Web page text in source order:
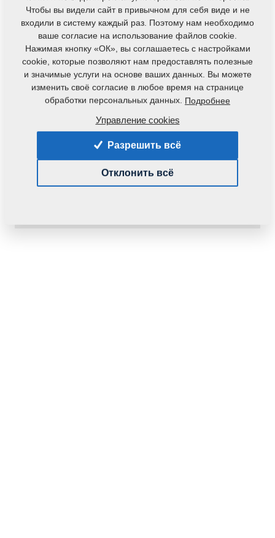
Код продукта: r00074
Доступность: Определить доступность
Чтобы вы видели сайт в привычном для себя виде и не
входили в систему каждый раз. Поэтому нам необходимо
ваше согласие на использование файлов cookie.
Нажимая кнопку «ОК», вы соглашаетесь с настройками
cookie, которые позволяют нам предоставлять полезные
и значимые услуги на основе ваших данных. Вы можете
изменить своё согласие в любое время на странице
обработки персональных данных. Подробнее
Управление cookies
Разрешить всё
Отклонить всё